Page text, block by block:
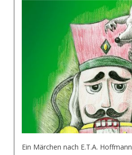
Ein Märchen nach E.T.A. Hoffmann